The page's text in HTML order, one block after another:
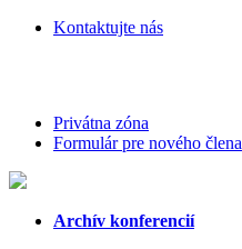
Kontaktujte nás
Privátna zóna
Formulár pre nového člena
Archív konferencií